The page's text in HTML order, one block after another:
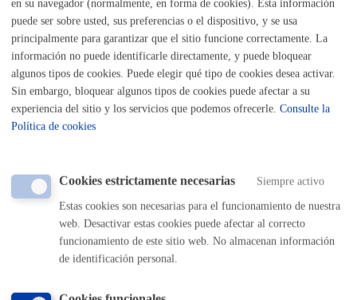
Listado completo de Trámites
Reserva o cesión de instalaciones
Reserva de la Sala de Prensa abierta
en su navegador (normalmente, en forma de cookies). Esta información
puede ser sobre usted, sus preferencias o el dispositivo, y se usa
principalmente para garantizar que el sitio funcione correctamente. La
información no puede identificarle directamente, y puede bloquear
algunos tipos de cookies. Puede elegir qué tipo de cookies desea activar.
Sin embargo, bloquear algunos tipos de cookies puede afectar a su
experiencia del sitio y los servicios que podemos ofrecerle. Consulte la
Política de cookies
Cookies estrictamente necesarias Siempre activo
Estas cookies son necesarias para el funcionamiento de nuestra
web. Desactivar estas cookies puede afectar al correcto
funcionamiento de este sitio web. No almacenan información
de identificación personal.